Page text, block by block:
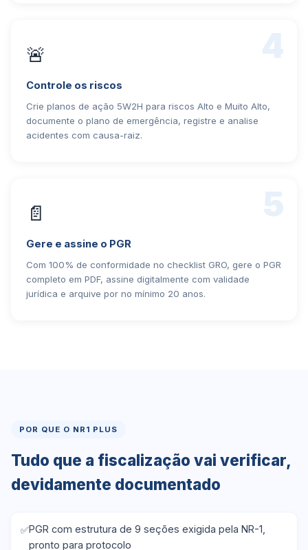
🚨
Controle os riscos
Crie planos de ação 5W2H para riscos Alto e Muito Alto,
documente o plano de emergência, registre e analise
acidentes com causa-raiz.
📄
Gere e assine o PGR
Com 100% de conformidade no checklist GRO, gere o PGR
completo em PDF, assine digitalmente com validade
jurídica e arquive por no mínimo 20 anos.
POR QUE O NR1 PLUS
Tudo que a fiscalização vai verificar,
devidamente documentado
PGR com estrutura de 9 seções exigida pela NR-1,
pronto para protocolo